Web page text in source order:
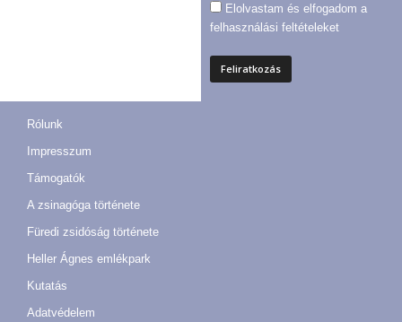
Elolvastam és elfogadom a
felhasználási feltételeket
Rólunk
Impresszum
Támogatók
A zsinagóga története
Füredi zsidóság története
Heller Ágnes emlékpark
Kutatás
Adatvédelem